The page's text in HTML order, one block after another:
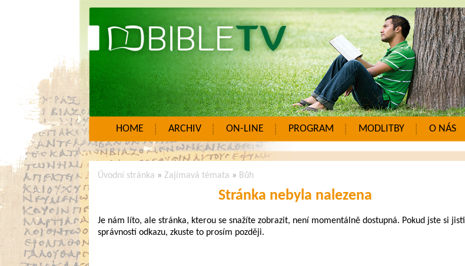
HOME ARCHIV ON-LINE PROGRAM MODLITBY O NÁS
Úvodní stránka » Zajímavá témata » Bůh
Stránka nebyla nalezena
Je nám líto, ale stránka, kterou se snažíte zobrazit, není momentálně dostupná. Pokud jste si jisti
správností odkazu, zkuste to prosím později.